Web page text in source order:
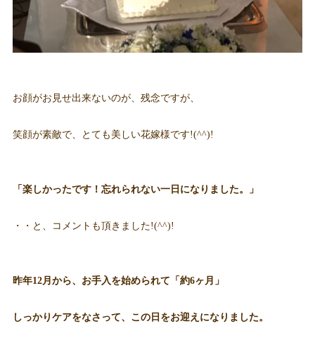
お顔がお見せ出来ないのが、残念ですが、
笑顔が素敵で、とても美しい花嫁様です!(^^)!
「楽しかったです！忘れられない一日になりました。」
・・と、コメントも頂きました!(^^)!
昨年12月から、お手入を始められて「約6ヶ月」
しっかりケアをなさって、この日をお迎えになりました。